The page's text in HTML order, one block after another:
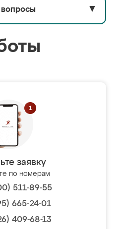
▼
заявку
по номерам
511-89-55
665-24-01
409-68-13